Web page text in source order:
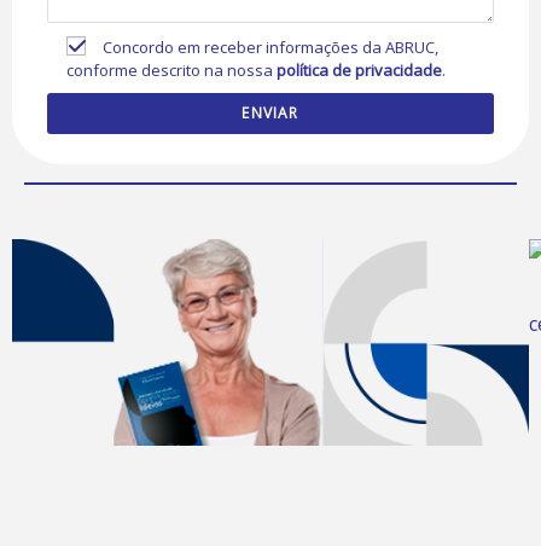
Concordo em receber informações da ABRUC,
conforme descrito na nossapolítica de privacidade.